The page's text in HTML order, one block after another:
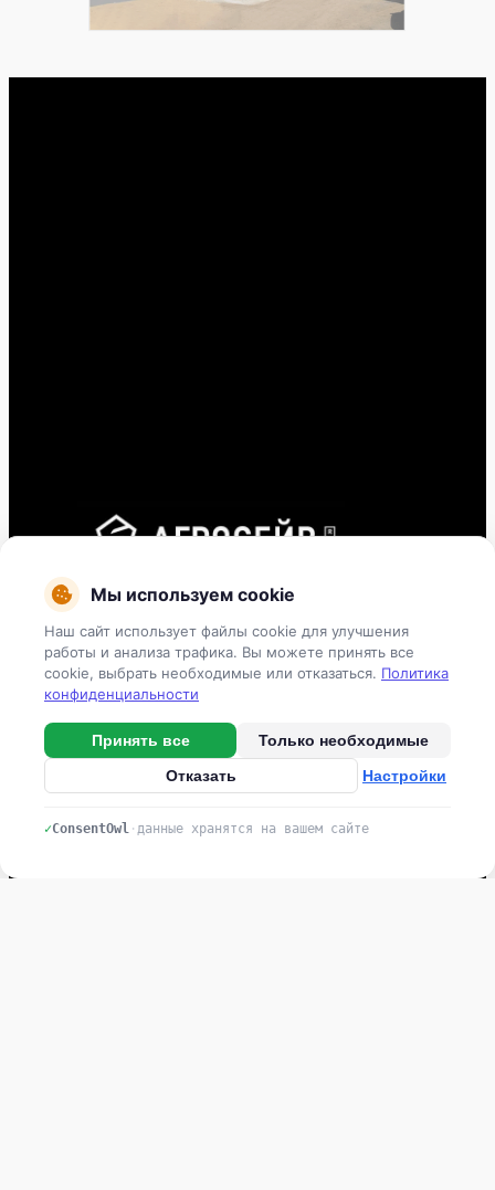
Линии подготовки зерна и семян
Комбикормовые линии и заводы
Системы орошения
Овощехранилища
Мы используем cookie
Наш сайт использует файлы cookie для улучшения
работы и анализа трафика. Вы можете принять все
cookie, выбрать необходимые или отказаться. Политика
конфиденциальности
Принять все
Только необходимые
Отказать
Настройки
✓ConsentOwl · данные хранятся на вашем сайте